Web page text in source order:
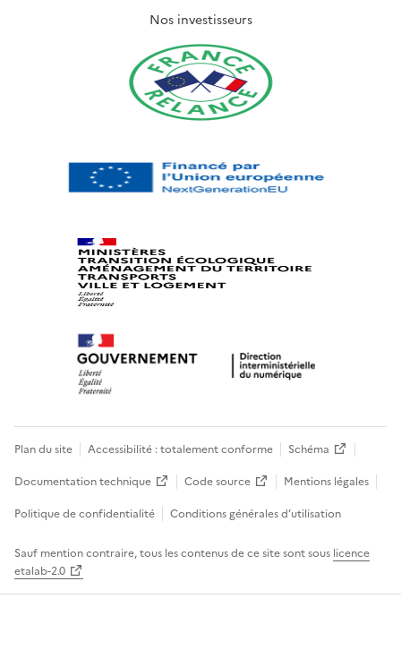
Nos investisseurs
Plan du site Accessibilité : totalement conforme
Schéma
Documentation technique
Code source
Mentions légales
Politique de confidentialité
Conditions générales d’utilisation
Sauf mention contraire, tous les contenus de ce site sont sous licence
etalab-2.0